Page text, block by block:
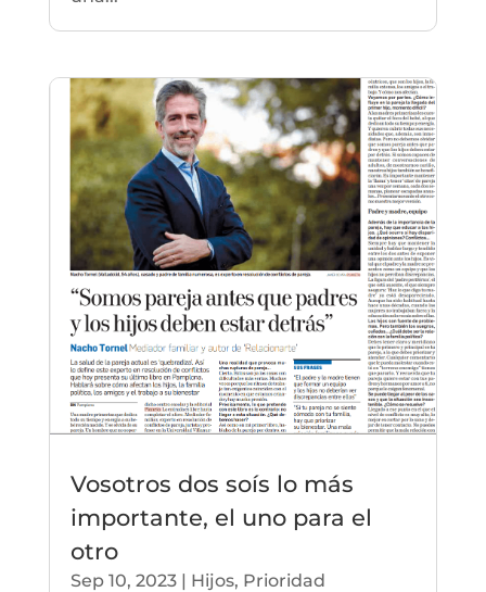
Vosotros dos soís lo más
importante, el uno para el
otro
Sep 10, 2023| Hijos, Prioridad